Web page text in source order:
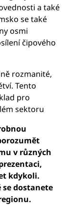
a také
se také
osmi
čipového
rozmanité,
Tento
pro
sektoru
v různých
kdykoli.
dostanete